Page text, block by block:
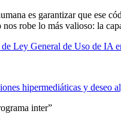
es garantizar que ese
robe lo más valioso: la
Ley General de Uso de IA
hipermediáticas y deseo
inter”